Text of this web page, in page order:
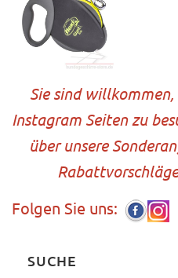
Sie sind
Instagram Seiten zu
über unsere
Folgen Sie uns:
SUCHE